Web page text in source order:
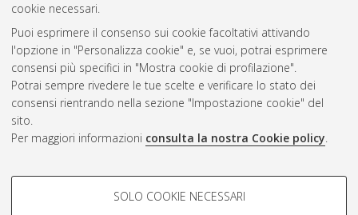
cookie necessari.
Puoi esprimere il consenso sui cookie facoltativi attivando
l'opzione in "Personalizza cookie" e, se vuoi, potrai esprimere
consensi più specifici in "Mostra cookie di profilazione".
Potrai sempre rivedere le tue scelte e verificare lo stato dei
consensi rientrando nella sezione "Impostazione cookie" del
sito.
Per maggiori informazioni consulta la nostra Cookie policy.
COOKIE DI PROFILAZIONE -
SOLO COOKIE NECESSARI
Atom
Rss 1.0
Rss 2.0
AMS Laurea
Impostazioni Cookie
Informativa sulla privacy